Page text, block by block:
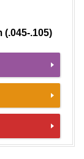
.105)